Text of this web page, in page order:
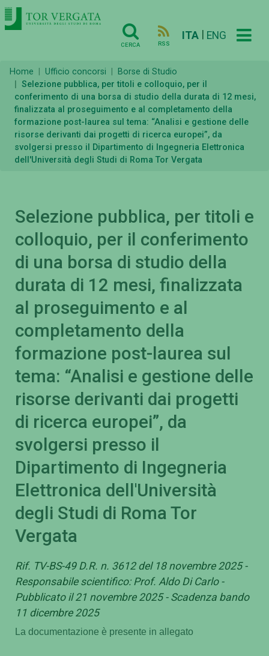
CERCA RSS
ITA ENG
Home Ufficio concorsi
Borse di Studio
Selezione pubblica, per titoli e colloquio, per il
conferimento di una borsa di studio della durata di 12 mesi,
finalizzata al proseguimento e al completamento della
formazione post-laurea sul tema: “Analisi e gestione delle
risorse derivanti dai progetti di ricerca europei”, da
svolgersi presso il Dipartimento di Ingegneria Elettronica
dell'Università degli Studi di Roma Tor Vergata
Selezione pubblica, per titoli e
colloquio, per il conferimento
di una borsa di studio della
durata di 12 mesi, finalizzata
al proseguimento e al
completamento della
formazione post-laurea sul
tema: “Analisi e gestione delle
risorse derivanti dai progetti
di ricerca europei”, da
svolgersi presso il
Dipartimento di Ingegneria
Elettronica dell'Università
degli Studi di Roma Tor
Vergata
Rif. TV-BS-49 D.R. n. 3612 del 18 novembre 2025 -
Responsabile scientifico: Prof. Aldo Di Carlo -
Pubblicato il 21 novembre 2025 - Scadenza bando
11 dicembre 2025
La documentazione è presente in allegato